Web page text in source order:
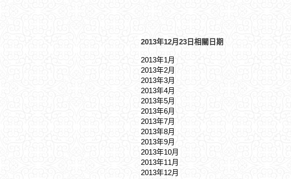
2013年12月23日相關日期
2013年1月
2013年2月
2013年3月
2013年4月
2013年5月
2013年6月
2013年7月
2013年8月
2013年9月
2013年10月
2013年11月
2013年12月